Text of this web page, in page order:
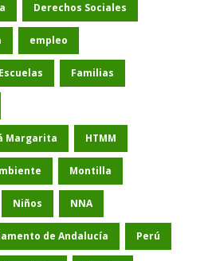
Derechos Sociales
empleo
Escuelas Familias
Margarita HTMM
Montilla
Niños NNA
de Andalucía Perú